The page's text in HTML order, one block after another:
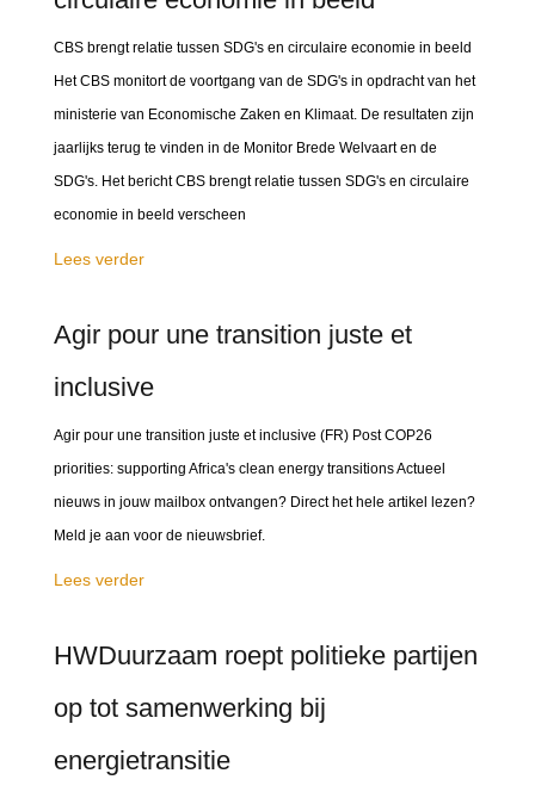
CBS brengt relatie tussen SDG's en circulaire economie in beeld
Het CBS monitort de voortgang van de SDG's in opdracht van het
ministerie van Economische Zaken en Klimaat. De resultaten zijn
jaarlijks terug te vinden in de Monitor Brede Welvaart en de
SDG's. Het bericht CBS brengt relatie tussen SDG's en circulaire
economie in beeld verscheen
Lees verder
Agir pour une transition juste et
inclusive
Agir pour une transition juste et inclusive (FR) Post COP26
priorities: supporting Africa's clean energy transitions Actueel
nieuws in jouw mailbox ontvangen? Direct het hele artikel lezen?
Meld je aan voor de nieuwsbrief.
Lees verder
HWDuurzaam roept politieke partijen
op tot samenwerking bij
energietransitie